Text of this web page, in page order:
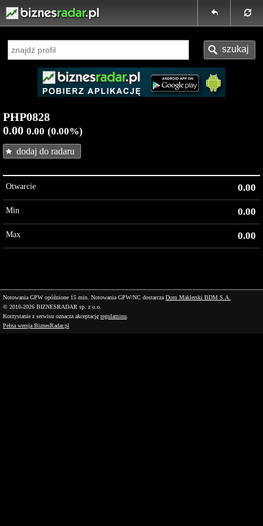
PHP0828
0.00 0.00 (0.00%)
dodaj do radaru
Otwarcie 0.00
Min 0.00
Max 0.00
Notowania GPW opóźnione 15 min. Notowania GPW/NC dostarcza Dom Maklerski BDM S.A.
© 2010-2026 BIZNESRADAR sp. z o.o.
Korzystanie z serwisu oznacza akceptację regulaminu
Pełna wersja BiznesRadar.pl